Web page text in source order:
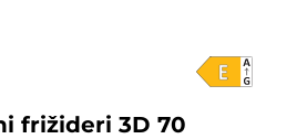
frižideri 3D 70